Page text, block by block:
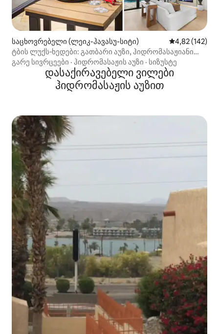
საცხოვრებელი (ლეიკ-ჰავასუ-სიტი) საშუალო
4,82 (142)
ტბის ლუქს‑ხედები: გათბარი აუზი, ჰიდრომასაჟიანი
აუზი, თამაშების ოთახი
გარე სივრცეები · ჰიდრომასაჟის აუზი · სიზუსტე
დასაქირავებელი ვილები
ჰიდრომასაჟის აუზით